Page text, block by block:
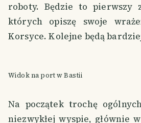
roboty. Będzie to pierwszy
których opiszę swoje
Korsyce. Kolejne będą
Widok na port w Bastii
Na początek trochę
niezwykłej wyspie, głównie